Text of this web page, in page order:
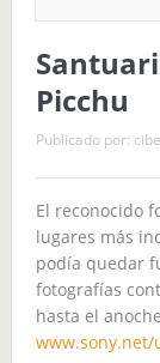
Picchu
Publicado por:
El reconocido
lugares más
podía quedar
fotografías
hasta el